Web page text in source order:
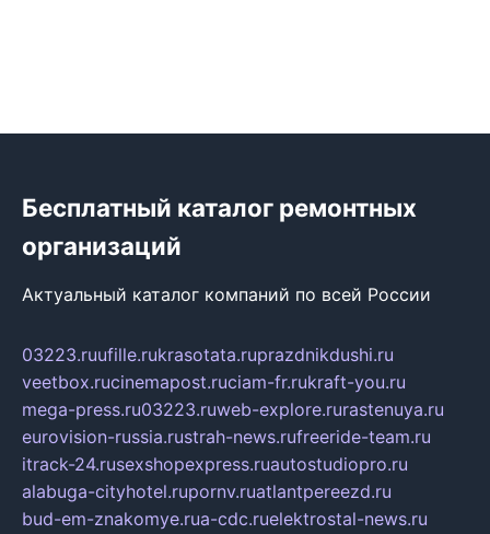
Бесплатный каталог ремонтных
организаций
Актуальный каталог компаний по всей России
03223.ruufille.rukrasotata.ruprazdnikdushi.ru
veetbox.rucinemapost.ruciam-fr.rukraft-you.ru
mega-press.ru03223.ruweb-explore.rurastenuya.ru
eurovision-russia.rustrah-news.rufreeride-team.ru
itrack-24.rusexshopexpress.ruautostudiopro.ru
alabuga-cityhotel.rupornv.ruatlantpereezd.ru
bud-em-znakomye.rua-cdc.ruelektrostal-news.ru